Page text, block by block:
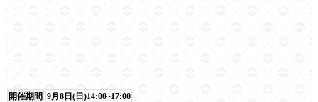
開催期間 9月8日(日)14:00~17:00